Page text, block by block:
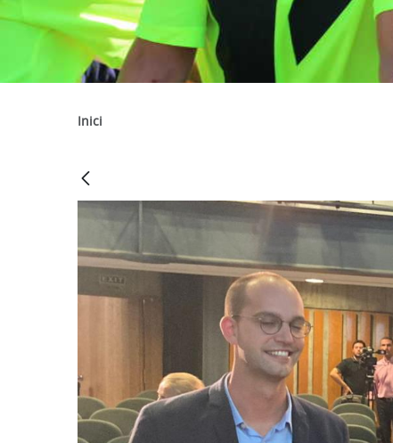
Inici